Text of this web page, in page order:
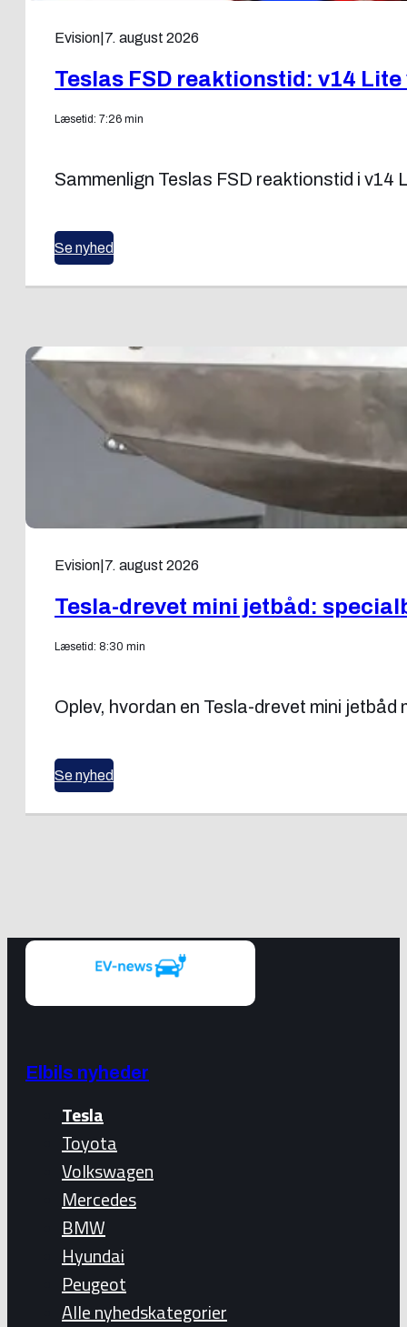
Evision 7. august 2026
Teslas FSD reaktionstid: v14 Lite
Læsetid: 7:26 min
Sammenlign Teslas FSD reaktionstid i
Se nyhed
Evision 7. august 2026
Tesla-drevet mini jetbåd:
Læsetid: 8:30 min
Oplev, hvordan en Tesla-drevet mini
Se nyhed
Elbils nyheder
Tesla
Toyota
Volkswagen
Mercedes
BMW
Hyundai
Peugeot
Alle nyhedskategorier